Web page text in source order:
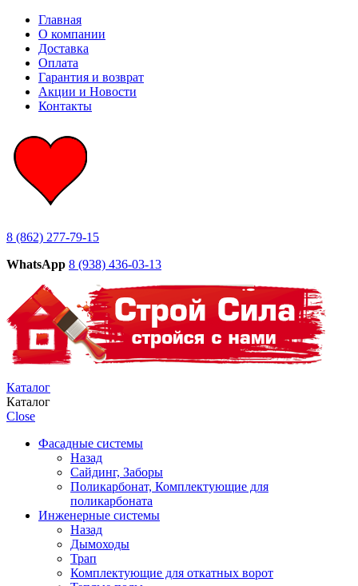
Главная
О компании
Доставка
Оплата
Гарантия и возврат
Акции и Новости
Контакты
8 (862) 277-79-15
WhatsApp 8 (938) 436-03-13
Каталог
Каталог
Close
Фасадные системы
Назад
Сайдинг, Заборы
Поликарбонат, Комплектующие для
поликарбоната
Инженерные системы
Назад
Дымоходы
Трап
Комплектующие для откатных ворот